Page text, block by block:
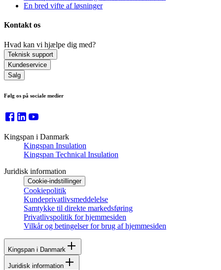
En bred vifte af løsninger
Kontakt os
Hvad kan vi hjælpe dig med?
Teknisk support
Kundeservice
Salg
Følg os på sociale medier
Kingspan i Danmark
Kingspan Insulation
Kingspan Technical Insulation
Juridisk information
Cookie-indstillinger
Cookiepolitik
Kundeprivatlivsmeddelelse
Samtykke til direkte markedsføring
Privatlivspolitik for hjemmesiden
Vilkår og betingelser for brug af hjemmesiden
Kingspan i Danmark
Juridisk information